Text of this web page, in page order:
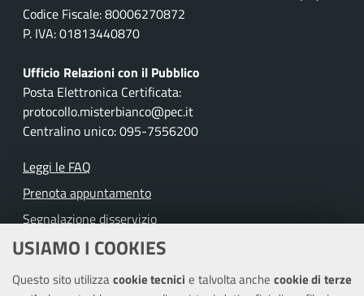
USIAMO I COOKIES
Questo sito utilizzacookie tecnicie talvolta anche cookie di terze
Codice Fiscale: 80006270872
P. IVA: 01813440870
Ufficio Relazioni con il Pubblico
Posta Elettronica Certificata:
protocollo.misterbianco@pec.it
Centralino unico: 095-7556200
Leggi le FAQ
Prenota appuntamento
Segnalazione disservizio
Richiesta assistenza
Amministrazione trasparente